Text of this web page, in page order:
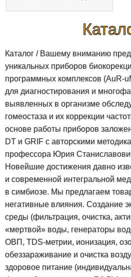
дисплей времени
Каталог / Вашему вниманию
уникальных приборов
программных комплексов (AuR-
для диагностирования и
выявленных в организме
гомеостаза и их коррекции
основе работы приборов
DT и GRIF c авторскими
профессора Юрия
Новейшие достижения давно
и современной интегральной
в симбиозе. Мы предлагаем
негативные влияния. Создание
среды (фильтрация, очистка,
«мертвой» воды, генераторы
ОВП, TDS-метрии, ионизация,
обеззараживание и очистка
здоровое питание